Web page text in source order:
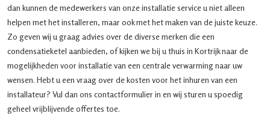
dan kunnen de medewerkers van onze installatie service u niet alleen
helpen met het installeren, maar ook met het maken van de juiste keuze.
Zo geven wij u graag advies over de diverse merken die een
condensatieketel aanbieden, of kijken we bij u thuis in Kortrijk naar de
mogelijkheden voor installatie van een centrale verwarming naar uw
wensen. Hebt u een vraag over de kosten voor het inhuren van een
installateur? Vul dan ons contactformulier in en wij sturen u spoedig
geheel vrijblijvende offertes toe.